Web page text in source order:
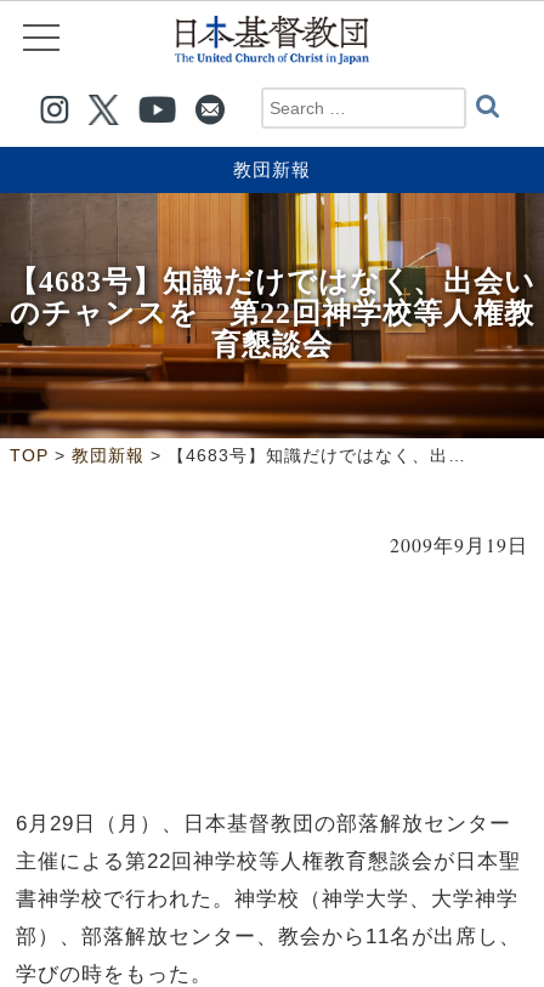
教団新報
【4683号】知識だけではなく、出会い
のチャンスを 第22回神学校等人権教
育懇談会
TOP > 教団新報 > 【4683号】知識だけではなく、出会いのチャンスを 第22回神学校等人権教育懇談会
2009年9月19日
6 月 29 日（月）、日本基督教団の部落解放センター
主催による第22 回神学校等人権教育懇談会が日本聖
書神学校で行われた。神学校（神学大学、大学神学
部）、部落解放センター、教会から 11名が出席し、
学びの時をもった。